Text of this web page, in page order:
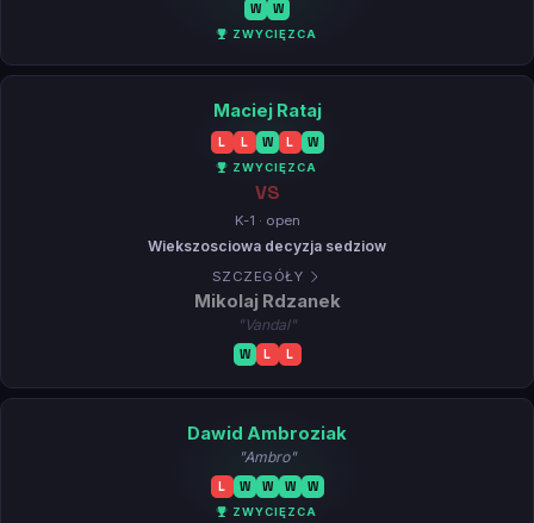
W W
ZWYCIĘZCA
Maciej Rataj
L L W L W
ZWYCIĘZCA
VS
K-1 · open
Wiekszosciowa decyzja sedziow
SZCZEGÓŁY
Mikolaj Rdzanek
"Vandal"
W L L
Dawid Ambroziak
"Ambro"
L W W W W
ZWYCIĘZCA